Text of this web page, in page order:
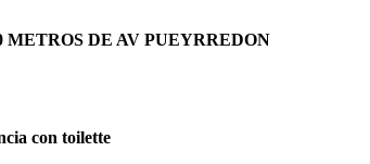
METROS DE AV PUEYRREDON
con toilette